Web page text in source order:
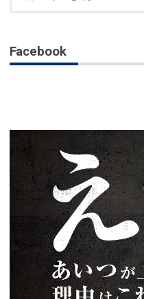
Facebook